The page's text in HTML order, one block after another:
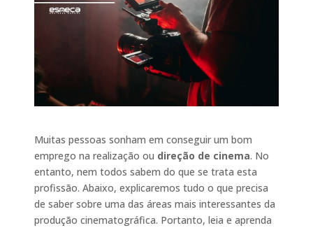
Muitas pessoas sonham em conseguir um bom
emprego na realização ou direção de cinema. No
entanto, nem todos sabem do que se trata esta
profissão. Abaixo, explicaremos tudo o que precisa
de saber sobre uma das áreas mais interessantes da
produção cinematográfica. Portanto, leia e aprenda